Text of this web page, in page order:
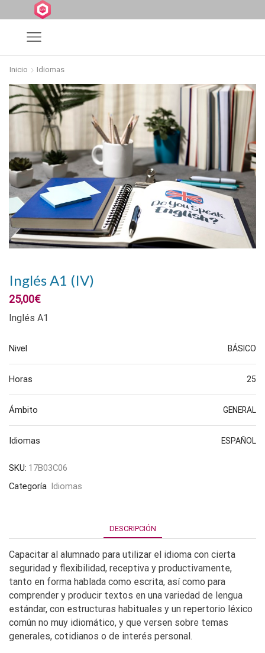
Inicio Idiomas
Inglés A1 (IV)
25,00€
Inglés A1
Nivel BÁSICO
Horas 25
Ámbito GENERAL
Idiomas ESPAÑOL
SKU: 17B03C06
Categoría
Idiomas
DESCRIPCIÓN
Capacitar al alumnado para utilizar el idioma con cierta
seguridad y flexibilidad, receptiva y productivamente,
tanto en forma hablada como escrita, así como para
comprender y producir textos en una variedad de lengua
estándar, con estructuras habituales y un repertorio léxico
común no muy idiomático, y que versen sobre temas
generales, cotidianos o de interés personal.